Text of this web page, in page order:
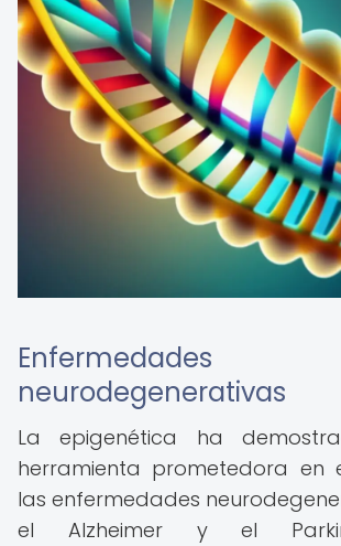
Enfermedades
neurodegenerativas
La epigenética ha
herramienta prometedora en
las enfermedades
el Alzheimer y el